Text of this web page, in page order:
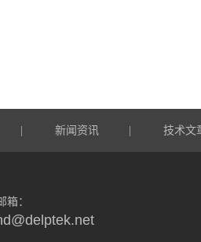
新闻资讯 技术文
箱：